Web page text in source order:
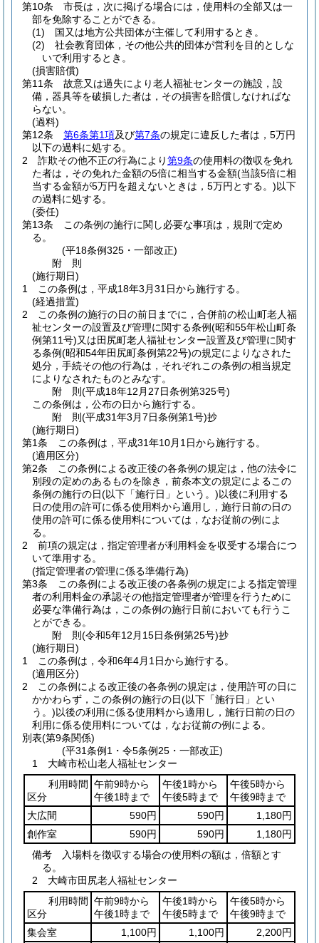
第10条
市長は，次に掲げる場合には，使用料の全部又は一
部を免除することができる。
(1)
国又は地方公共団体が主催して利用するとき。
(2)
社会教育団体，その他公共的団体が営利を目的としな
いで利用するとき。
(損害賠償)
第11条
故意又は過失により老人福祉センターの施設，設
備，器具等を破損した者は，その損害を賠償しなければな
らない。
(過料)
第12条
第6条第1項及び第7条の規定に違反した者は，5万円
以下の過料に処する。
2
詐欺その他不正の行為により第9条の使用料の徴収を免れ
た者は，その免れた金額の5倍に相当する金額(当該5倍に相
当する金額が5万円を超えないときは，5万円とする。)以下
の過料に処する。
(委任)
第13条
この条例の施行に関し必要な事項は，規則で定め
る。
(平18条例325・一部改正)
附 則
(施行期日)
1
この条例は，平成18年3月31日から施行する。
(経過措置)
2
この条例の施行の日の前日までに，合併前の松山町老人福
祉センターの設置及び管理に関する条例(昭和55年松山町条
例第11号)又は田尻町老人福祉センター設置及び管理に関す
る条例(昭和54年田尻町条例第22号)の規定によりなされた
処分，手続その他の行為は，それぞれこの条例の相当規定
によりなされたものとみなす。
附 則(平成18年12月27日条例第325号)
この条例は，公布の日から施行する。
附 則(平成31年3月7日条例第1号)抄
(施行期日)
第1条
この条例は，平成31年10月1日から施行する。
(適用区分)
第2条
この条例による改正後の各条例の規定は，他の法令に
別段の定めのあるものを除き，前条本文の規定によるこの
条例の施行の日(以下「施行日」という。)以後に利用する
日の使用の許可に係る使用料から適用し，施行日前の日の
使用の許可に係る使用料については，なお従前の例によ
る。
2
前項の規定は，指定管理者が利用料金を収受する場合につ
いて準用する。
(指定管理者の管理に係る準備行為)
第3条
この条例による改正後の各条例の規定による指定管理
者の利用料金の承認その他指定管理者が管理を行うために
必要な準備行為は，この条例の施行日前においても行うこ
とができる。
附 則(令和5年12月15日条例第25号)抄
(施行期日)
1
この条例は，令和6年4月1日から施行する。
(適用区分)
2
この条例による改正後の各条例の規定は，使用許可の日に
かかわらず，この条例の施行の日(以下「施行日」とい
う。)以後の利用に係る使用料から適用し，施行日前の日の
利用に係る使用料については，なお従前の例による。
別表(第9条関係)
(平31条例1・令5条例25・一部改正)
1 大崎市松山老人福祉センター
利用時間
区分
午前9時から
午後1時まで
午後1時から
午後5時まで
午後5時から
午後9時まで
大広間
590円 590円
1,180円
創作室
590円 590円
1,180円
備考 入場料を徴収する場合の使用料の額は，倍額とす
る。
2 大崎市田尻老人福祉センター
利用時間
区分
午前9時から
午後1時まで
午後1時から
午後5時まで
午後5時から
午後9時まで
集会室
1,100円 1,100円 2,200円